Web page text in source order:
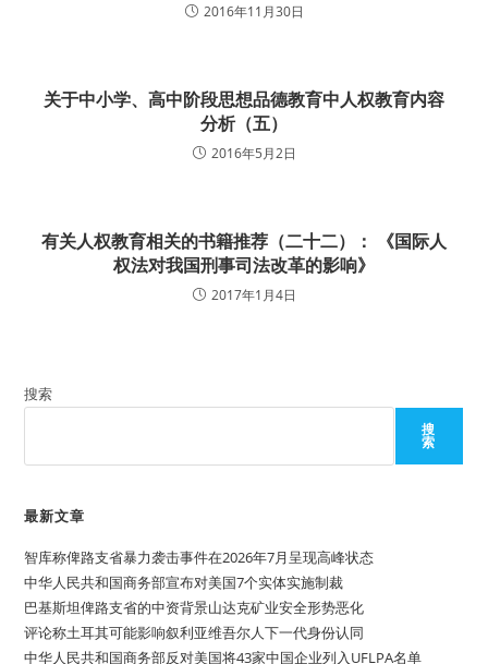
2016年11月30日
关于中小学、高中阶段思想品德教育中人权教育内容
分析（五）
2016年5月2日
有关人权教育相关的书籍推荐（二十二）： 《国际人
权法对我国刑事司法改革的影响》
2017年1月4日
搜索
搜
索
最新文章
智库称俾路支省暴力袭击事件在2026年7月呈现高峰状态
中华人民共和国商务部宣布对美国7个实体实施制裁
巴基斯坦俾路支省的中资背景山达克矿业安全形势恶化
评论称土耳其可能影响叙利亚维吾尔人下一代身份认同
中华人民共和国商务部反对美国将43家中国企业列入UFLPA名单